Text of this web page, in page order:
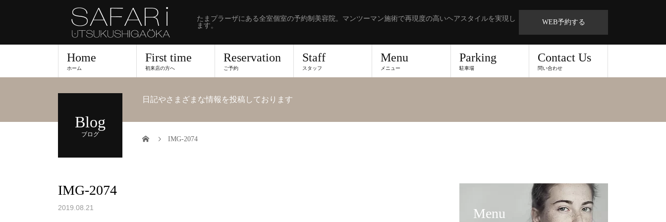
たまプラーザにある全室個室の予約制美容院。マンツーマン施術で再現度の高いヘアスタイルを実現し
ます。
WEB予約する
Home
ホーム
First time
初来店の方へ
Reservation
ご予約
Staff
スタッフ
Menu
メニュー
Parking
駐車場
Contact Us
問い合わせ
Blog
ブログ
日記やさまざまな情報を投稿しております
IMG-2074
IMG-2074
2019.08.21 Menu